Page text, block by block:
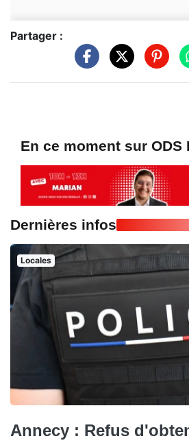
Partager :
En ce moment sur ODS
Dernières infos
Locales
Annecy : Refus